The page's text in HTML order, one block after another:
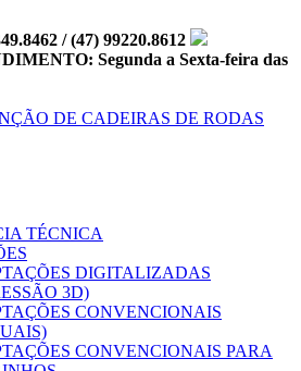
/ (47) 99220.8612
Segunda a Sexta-feira das
TÉCNICA
DIGITALIZADAS
3D)
CONVENCIONAIS
CONVENCIONAIS PARA